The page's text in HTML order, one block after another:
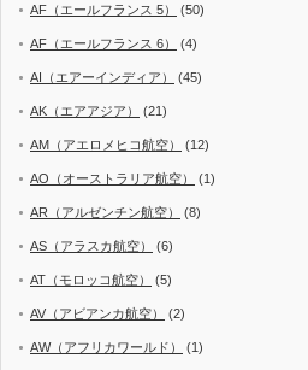
AF（エールフランス 5） (50)
AF（エールフランス 6） (4)
AI（エアーインディア） (45)
AK（エアアジア） (21)
AM（アエロメヒコ航空） (12)
AO（オーストラリア航空） (1)
AR（アルゼンチン航空） (8)
AS（アラスカ航空） (6)
AT（モロッコ航空） (5)
AV（アビアンカ航空） (2)
AW（アフリカワールド） (1)